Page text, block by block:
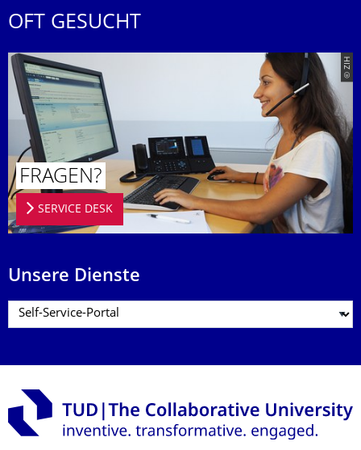
OFT GESUCHT
© ZIH
FRAGEN?
SERVICE DESK
Unsere Dienste